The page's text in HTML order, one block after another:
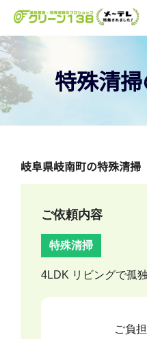
特殊清
岐阜県岐南町の特殊清掃
ご依頼内容
特殊清掃
4LDK リビングで孤
ご負